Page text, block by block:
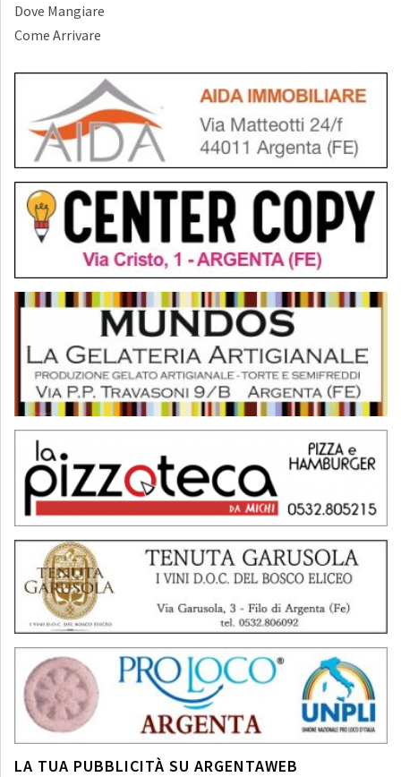
Dove Mangiare
Come Arrivare
LA TUA PUBBLICITÀ SU ARGENTAWEB